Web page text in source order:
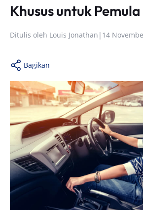
Khusus untuk Pemula
Ditulis oleh Louis Jonathan | 14
Bagikan